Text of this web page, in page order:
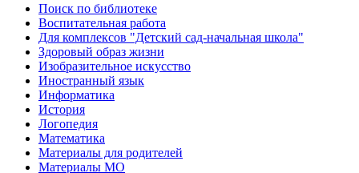
Поиск по библиотеке
Воспитательная работа
Для комплексов "Детский сад-начальная школа"
Здоровый образ жизни
Изобразительное искусство
Иностранный язык
Информатика
История
Логопедия
Математика
Материалы для родителей
Материалы МО